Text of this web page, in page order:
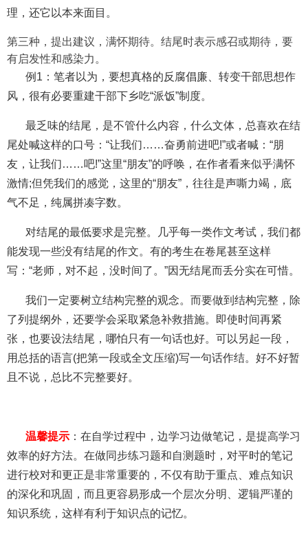
理，还它以本来面目。
第三种，提出建议，满怀期待。结尾时表示感召或期待，要
有启发性和感染力。
例1：笔者以为，要想真格的反腐倡廉、转变干部思想作
风，很有必要重建干部下乡吃“派饭”制度。
最乏味的结尾，是不管什么内容，什么文体，总喜欢在结
尾处喊这样的口号：“让我们……奋勇前进吧!”或者喊：“朋
友，让我们……吧!”这里“朋友”的呼唤，在作者看来似乎满怀
激情;但凭我们的感觉，这里的“朋友”，往往是声嘶力竭，底
气不足，纯属拼凑字数。
对结尾的最低要求是完整。几乎每一类作文考试，我们都
能发现一些没有结尾的作文。有的考生在卷尾甚至这样
写：“老师，对不起，没时间了。”因无结尾而丢分实在可惜。
我们一定要树立结构完整的观念。而要做到结构完整，除
了列提纲外，还要学会采取紧急补救措施。即使时间再紧
张，也要设法结尾，哪怕只有一句话也好。可以另起一段，
用总括的语言(把第一段或全文压缩)写一句话作结。好不好暂
且不说，总比不完整要好。
温馨提示 ：在自学过程中，边学习边做笔记，是提高学习
效率的好方法。在做同步练习题和自测题时，对平时的笔记
进行校对和更正是非常重要的，不仅有助于重点、难点知识
的深化和巩固，而且更容易形成一个层次分明、逻辑严谨的
知识系统，这样有利于知识点的记忆。